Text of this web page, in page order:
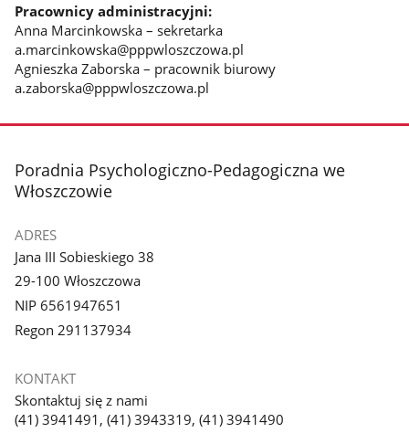
Pracownicy administracyjni:
Anna Marcinkowska – sekretarka
a.marcinkowska@pppwloszczowa.pl
Agnieszka Zaborska – pracownik biurowy
a.zaborska@pppwloszczowa.pl
stopka
Poradnia Psychologiczno-Pedagogiczna we
Włoszczowie
ADRES
Jana III Sobieskiego 38
29-100 Włoszczowa
NIP 6561947651
Regon 291137934
KONTAKT
Skontaktuj się z nami
(41) 3941491, (41) 3943319, (41) 3941490